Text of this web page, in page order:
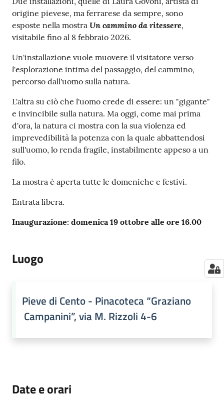
origine pievese, ma ferrarese da sempre, sono
esposte nella mostra Un cammino da ritessere,
visitabile fino al 8 febbraio 2026.
Un'installazione vuole muovere il visitatore verso
l'esplorazione intima del passaggio, del cammino,
percorso dall'uomo sulla natura.
L'altra su ciò che l'uomo crede di essere: un "gigante"
e invincibile sulla natura. Ma oggi, come mai prima
d'ora, la natura ci mostra con la sua violenza ed
imprevedibilità la potenza con la quale abbattendosi
sull'uomo, lo renda fragile, instabilmente appeso a un
filo.
La mostra è aperta tutte le domeniche e festivi.
Entrata libera.
Inaugurazione: domenica 19 ottobre alle ore 16.00
Luogo
Pieve di Cento - Pinacoteca “Graziano
Campanini”, via M. Rizzoli 4-6
Date e orari